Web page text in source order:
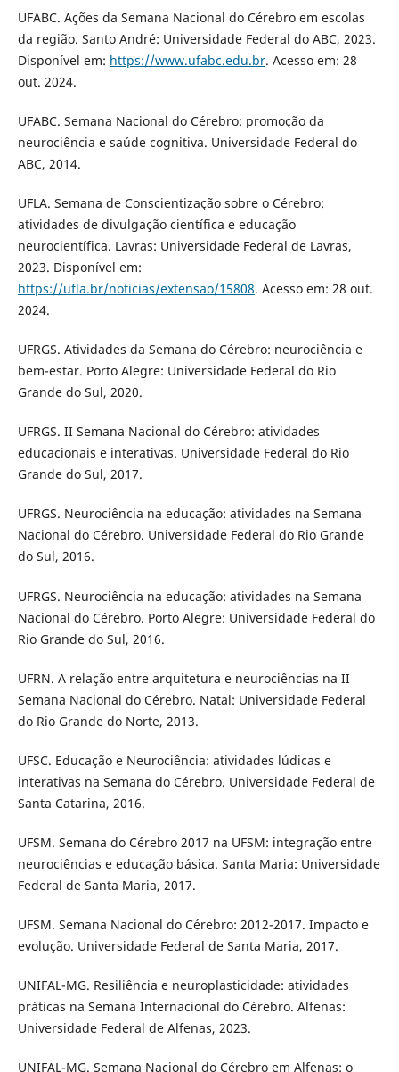
UFABC. Ações da Semana Nacional do Cérebro em escolas
da região. Santo André: Universidade Federal do ABC, 2023.
Disponível em: https://www.ufabc.edu.br. Acesso em: 28
out. 2024.
UFABC. Semana Nacional do Cérebro: promoção da
neurociência e saúde cognitiva. Universidade Federal do
ABC, 2014.
UFLA. Semana de Conscientização sobre o Cérebro:
atividades de divulgação científica e educação
neurocientífica. Lavras: Universidade Federal de Lavras,
2023. Disponível em:
https://ufla.br/noticias/extensao/15808. Acesso em: 28 out.
2024.
UFRGS. Atividades da Semana do Cérebro: neurociência e
bem-estar. Porto Alegre: Universidade Federal do Rio
Grande do Sul, 2020.
UFRGS. II Semana Nacional do Cérebro: atividades
educacionais e interativas. Universidade Federal do Rio
Grande do Sul, 2017.
UFRGS. Neurociência na educação: atividades na Semana
Nacional do Cérebro. Universidade Federal do Rio Grande
do Sul, 2016.
UFRGS. Neurociência na educação: atividades na Semana
Nacional do Cérebro. Porto Alegre: Universidade Federal do
Rio Grande do Sul, 2016.
UFRN. A relação entre arquitetura e neurociências na II
Semana Nacional do Cérebro. Natal: Universidade Federal
do Rio Grande do Norte, 2013.
UFSC. Educação e Neurociência: atividades lúdicas e
interativas na Semana do Cérebro. Universidade Federal de
Santa Catarina, 2016.
UFSM. Semana do Cérebro 2017 na UFSM: integração entre
neurociências e educação básica. Santa Maria: Universidade
Federal de Santa Maria, 2017.
UFSM. Semana Nacional do Cérebro: 2012-2017. Impacto e
evolução. Universidade Federal de Santa Maria, 2017.
UNIFAL-MG. Resiliência e neuroplasticidade: atividades
práticas na Semana Internacional do Cérebro. Alfenas:
Universidade Federal de Alfenas, 2023.
UNIFAL-MG. Semana Nacional do Cérebro em Alfenas: o